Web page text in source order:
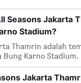
Seasons Jakarta
Stadium?
Thamrin adalah
Bung Karno Stadium.
Jakarta